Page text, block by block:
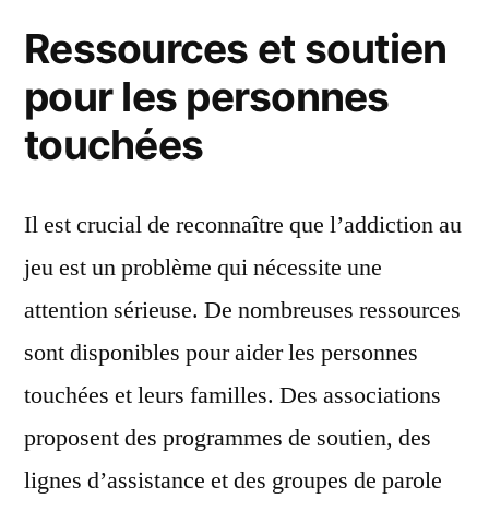
Ressources et soutien
pour les personnes
touchées
Il est crucial de reconnaître que l’addiction au
jeu est un problème qui nécessite une
attention sérieuse. De nombreuses ressources
sont disponibles pour aider les personnes
touchées et leurs familles. Des associations
proposent des programmes de soutien, des
lignes d’assistance et des groupes de parole